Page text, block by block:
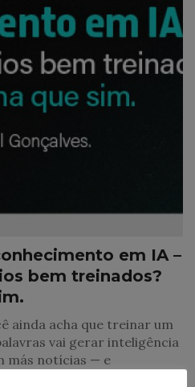
em IA –
bem treinados?
ainda acha que treinar um
vai gerar inteligência
más notícias — e